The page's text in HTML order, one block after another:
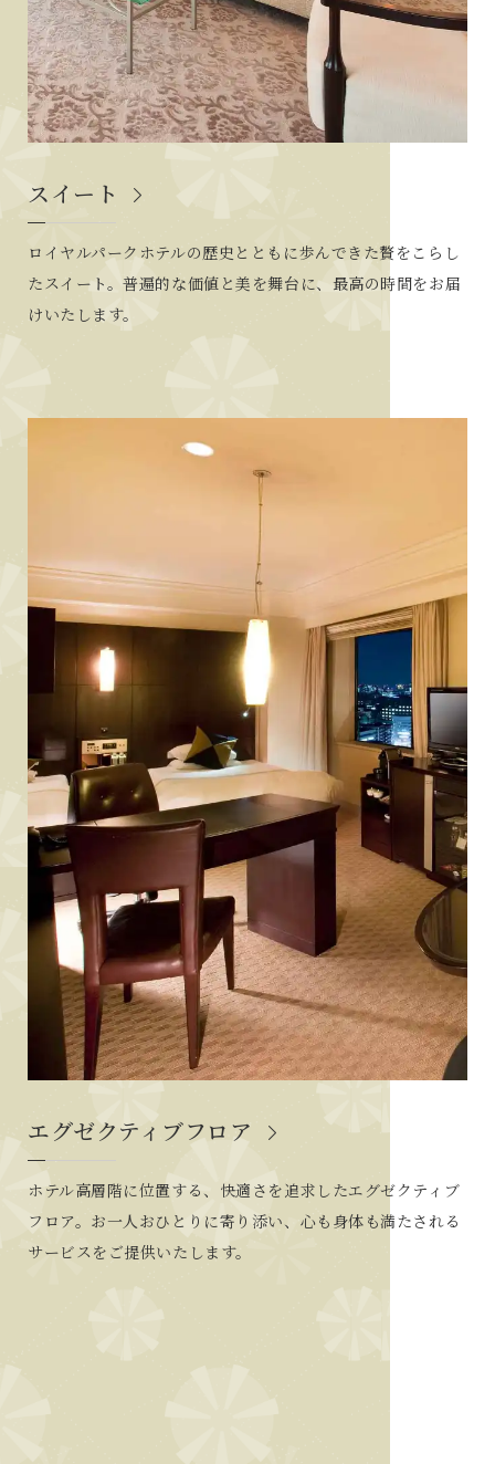
スイート
ロイヤルパークホテルの歴史とともに歩んできた贅をこらし
たスイート。普遍的な価値と美を舞台に、最高の時間をお届
けいたします。
エグゼクティブフロア
ホテル高層階に位置する、快適さを追求したエグゼクティブ
フロア。お一人おひとりに寄り添い、心も身体も満たされる
サービスをご提供いたします。